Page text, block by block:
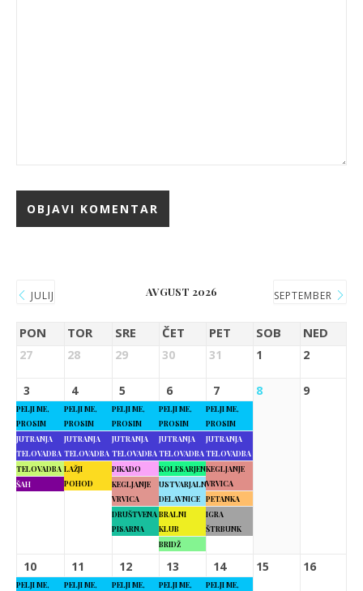
JULIJ AVGUST 2026 SEPTEMBER
PON TOR SRE ČET PET SOB NED
27 28 29 30 31 1 2
3
PELJI ME,
PROSIM
JUTRANJA
TELOVADBA
TELOVADBA
ŠAH
4
PELJI ME,
PROSIM
JUTRANJA
TELOVADBA
LAŽJI
POHOD
5
PELJI ME,
PROSIM
JUTRANJA
TELOVADBA
PIKADO
KEGLJANJE
VRVICA
DRUŠTVENA
PISARNA
6
PELJI ME,
PROSIM
JUTRANJA
TELOVADBA
KOLESARJENJE
USTVARJALNE
DELAVNICE
BRALNI
KLUB
BRIDŽ
7
PELJI ME,
PROSIM
JUTRANJA
TELOVADBA
KEGLJANJE
VRVICA
PETANKA
IGRA
ŠTRBUNK
8 9
10
PELJI ME,
11
PELJI ME,
12
PELJI ME,
13
PELJI ME,
14
PELJI ME,
15 16